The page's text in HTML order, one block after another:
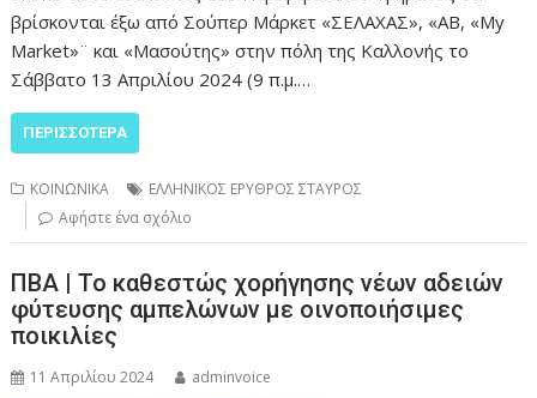
βρίσκονται έξω από Σούπερ Μάρκετ «ΣΕΛΑΧΑΣ», «ΑΒ, «My
Market»¨ και «Μασούτης» στην πόλη της Καλλονής το
Σάββατο 13 Απριλίου 2024 (9 π.μ.…
ΠΕΡΙΣΣΌΤΕΡΑ
ΚΟΙΝΩΝΙΚΑ
ΕΛΛΗΝΙΚΟΣ ΕΡΥΘΡΟΣ ΣΤΑΥΡΟΣ
Αφήστε ένα σχόλιο
ΠΒΑ | Το καθεστώς χορήγησης νέων αδειών
φύτευσης αμπελώνων με οινοποιήσιμες
ποικιλίες
11 Απριλίου 2024 adminvoice